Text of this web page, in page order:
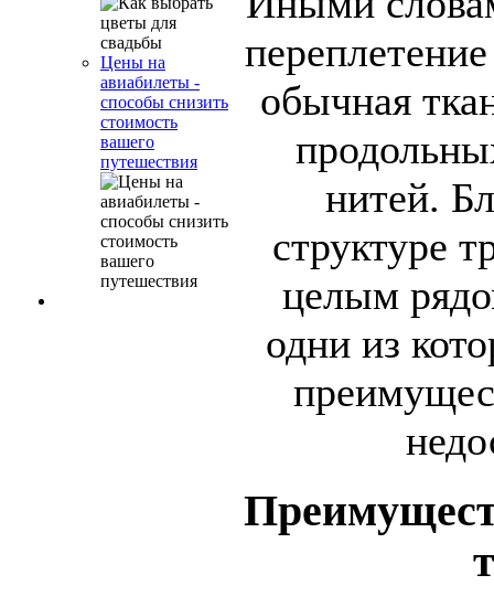
Цены на
авиабилеты -
способы снизить
стоимость
вашего
путешествия
обычная
нитей.
структуре
целым
одни из